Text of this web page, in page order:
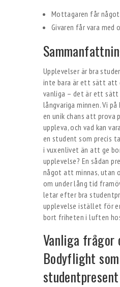
Mottagaren får
Givaren får vara med
Upplevelser är bra
inte bara är ett sätt att
vanliga – det är ett
långvariga minnen. Vi
en unik chans att
uppleva, och vad kan
en student som precis
i vuxenlivet än att ge
upplevelse? En sådan
något att minnas, utan
om under lång tid
letar efter bra
upplevelse istället för
bort friheten i luften
Vanliga frågor
Bodyflight som
studentpresent